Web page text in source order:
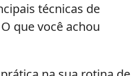
técnicas de
que você achou